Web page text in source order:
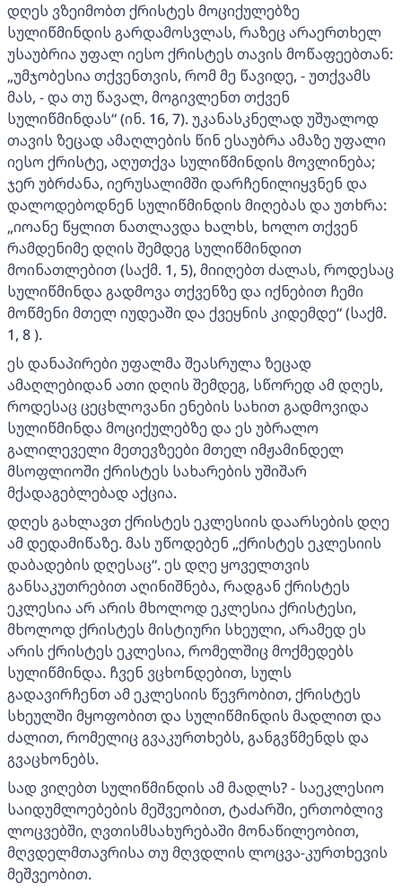
დღეს ვზეიმობთ ქრისტეს მოციქულებზე
სულიწმინდის გარდამოსვლას, რაზეც არაერთხელ
უსაუბრია უფალ იესო ქრისტეს თავის მოწაფეებთან:
„უმჯობესია თქვენთვის, რომ მე წავიდე, - უთქვამს
მას, - და თუ წავალ, მოგივლენთ თქვენ
სულიწმინდას“ (ინ. 16, 7). უკანასკნელად უშუალოდ
თავის ზეცად ამაღლების წინ ესაუბრა ამაზე უფალი
იესო ქრისტე, აღუთქვა სულიწმინდის მოვლინება;
ჯერ უბრძანა, იერუსალიმში დარჩენილიყვნენ და
დალოდებოდნენ სულიწმინდის მიღებას და უთხრა:
„იოანე წყლით ნათლავდა ხალხს, ხოლო თქვენ
რამდენიმე დღის შემდეგ სულიწმინდით
მოინათლებით (საქმ. 1, 5), მიიღებთ ძალას, როდესაც
სულიწმინდა გადმოვა თქვენზე და იქნებით ჩემი
მოწმენი მთელ იუდეაში და ქვეყნის კიდემდე“ (საქმ.
1, 8 ).
ეს დანაპირები უფალმა შეასრულა ზეცად
ამაღლებიდან ათი დღის შემდეგ, სწორედ ამ დღეს,
როდესაც ცეცხლოვანი ენების სახით გადმოვიდა
სულიწმინდა მოციქულებზე და ეს უბრალო
გალილეველი მეთევზეები მთელ იმჟამინდელ
მსოფლიოში ქრისტეს სახარების უშიშარ
მქადაგებლებად აქცია.
დღეს გახლავთ ქრისტეს ეკლესიის დაარსების დღე
ამ დედამიწაზე. მას უწოდებენ „ქრისტეს ეკლესიის
დაბადების დღესაც“. ეს დღე ყოველთვის
განსაკუთრებით აღინიშნება, რადგან ქრისტეს
ეკლესია არ არის მხოლოდ ეკლესია ქრისტესი,
მხოლოდ ქრისტეს მისტიური სხეული, არამედ ეს
არის ქრისტეს ეკლესია, რომელშიც მოქმედებს
სულიწმინდა. ჩვენ ვცხონდებით, სულს
გადავირჩენთ ამ ეკლესიის წევრობით, ქრისტეს
სხეულში მყოფობით და სულიწმინდის მადლით და
ძალით, რომელიც გვაკურთხებს, განგვწმენდს და
გვაცხონებს.
სად ვიღებთ სულიწმინდის ამ მადლს? - საეკლესიო
საიდუმლოებების მეშვეობით, ტაძარში, ერთობლივ
ლოცვებში, ღვთისმსახურებაში მონაწილეობით,
მღვდელმთავრისა თუ მღვდლის ლოცვა-კურთხევის
მეშვეობით.